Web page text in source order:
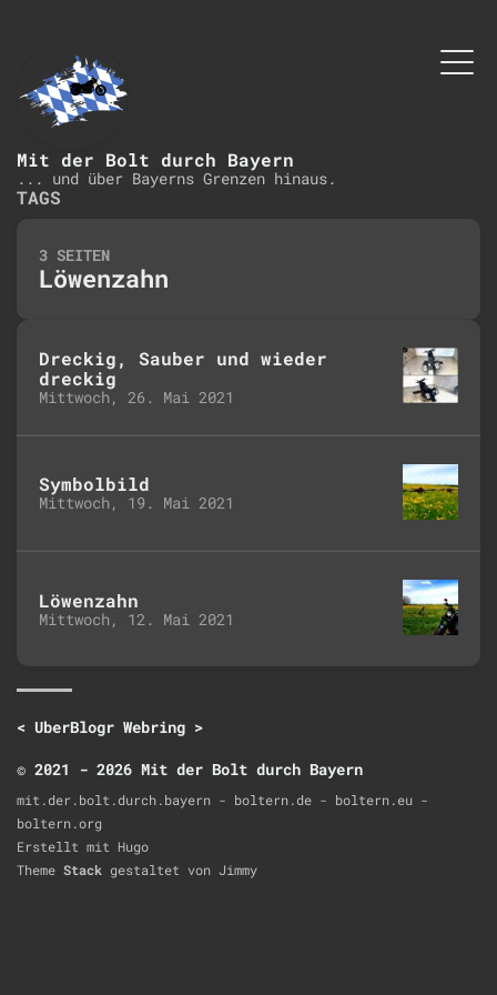
Mit der Bolt durch Bayern
... und über Bayerns Grenzen hinaus.
TAGS
3 SEITEN
Löwenzahn
Dreckig, Sauber und wieder
dreckig
Mittwoch, 26. Mai 2021
Symbolbild
Mittwoch, 19. Mai 2021
Löwenzahn
Mittwoch, 12. Mai 2021
< UberBlogr Webring >
© 2021 - 2026 Mit der Bolt durch Bayern
mit.der.bolt.durch.bayern - boltern.de - boltern.eu -
boltern.org
Erstellt mit Hugo
Theme Stack gestaltet von Jimmy